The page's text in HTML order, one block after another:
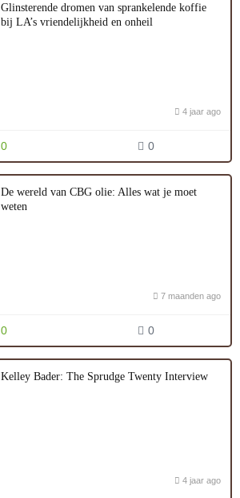
Glinsterende dromen van sprankelende koffie
bij LA’s vriendelijkheid en onheil
4 jaar ago
0 0
De wereld van CBG olie: Alles wat je moet
weten
7 maanden ago
0 0
Kelley Bader: The Sprudge Twenty Interview
4 jaar ago